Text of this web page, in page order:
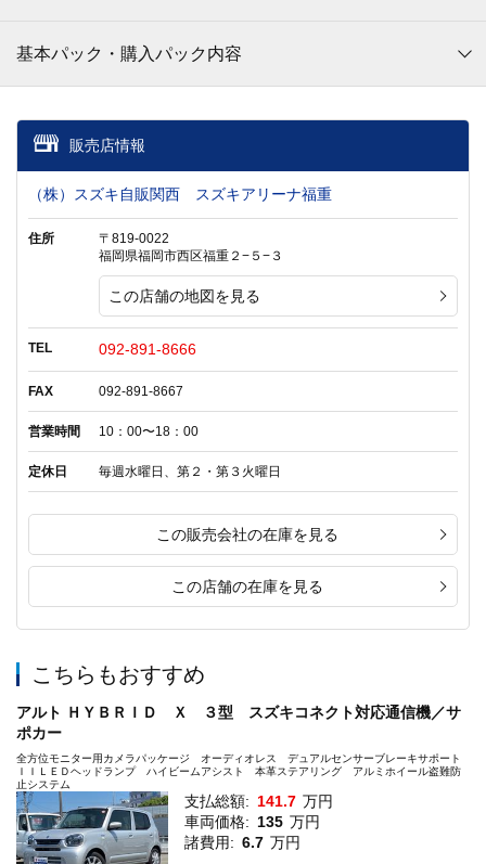
基本パック・購入パック内容
販売店情報
（株）スズキ自販関西 スズキアリーナ福重
住所
〒819-0022
福岡県福岡市西区福重２−５−３
この店舗の地図を見る
TEL 092-891-8666
FAX 092-891-8667
営業時間 10：00〜18：00
定休日 毎週水曜日、第２・第３火曜日
この販売会社の在庫を見る
この店舗の在庫を見る
こちらもおすすめ
アルト ＨＹＢＲＩＤ Ｘ ３型 スズキコネクト対応通信機／サ
ポカー
全方位モニター用カメラパッケージ オーディオレス デュアルセンサーブレーキサポート
ＩＩＬＥＤヘッドランプ ハイビームアシスト 本革ステアリング アルミホイール盗難防
止システム
支払総額: 141.7 万円
車両価格: 135 万円
諸費用: 6.7 万円